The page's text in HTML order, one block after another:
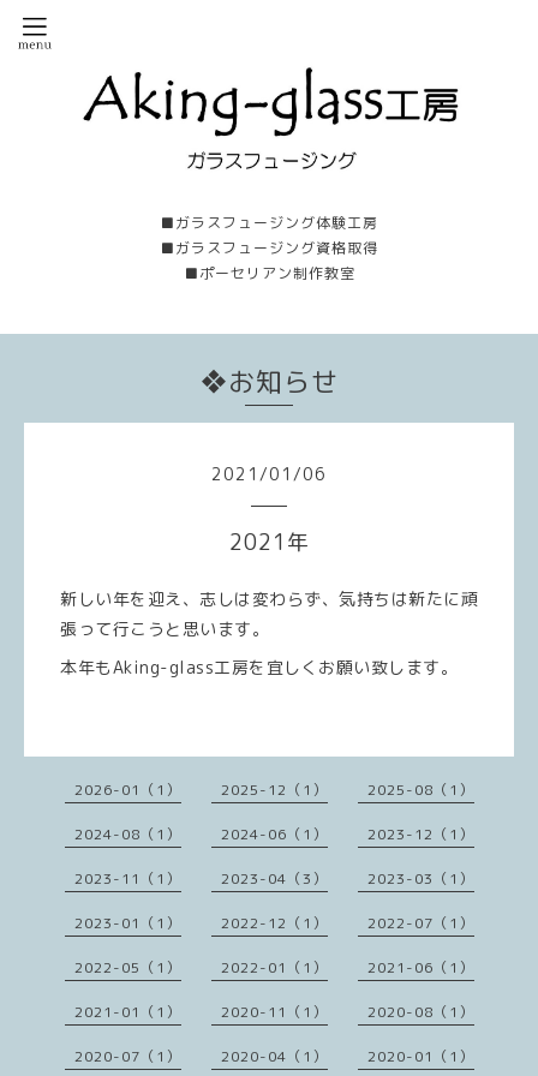
■ガラスフュージング体験工房
■ガラスフュージング資格取得
■ポーセリアン制作教室
❖お知らせ
2021 /01 /06
2021年
新しい年を迎え、志しは変わらず、気持ちは新たに頑
張って行こうと思います。
本年もAking-glass工房を宜しくお願い致します。
2026-01（1） 2025-12（1） 2025-08（1）
2024-08（1） 2024-06（1） 2023-12（1）
2023-11（1） 2023-04（3） 2023-03（1）
2023-01（1） 2022-12（1） 2022-07（1）
2022-05（1） 2022-01（1） 2021-06（1）
2021-01（1） 2020-11（1） 2020-08（1）
2020-07（1） 2020-04（1） 2020-01（1）